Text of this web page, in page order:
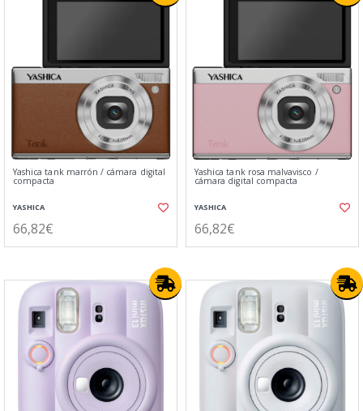
Yashica tank marrón / cámara digital
compacta
YASHICA
66,82€
Yashica tank rosa malvavisco /
cámara digital compacta
YASHICA
66,82€